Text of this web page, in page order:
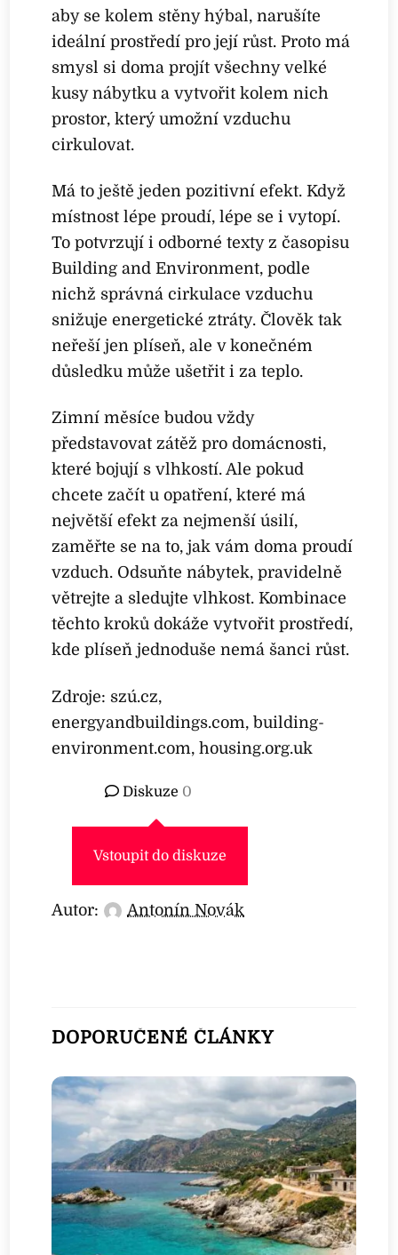
aby se kolem stěny hýbal, narušíte
ideální prostředí pro její růst. Proto má
smysl si doma projít všechny velké
kusy nábytku a vytvořit kolem nich
prostor, který umožní vzduchu
cirkulovat.
Má to ještě jeden pozitivní efekt. Když
místnost lépe proudí, lépe se i vytopí.
To potvrzují i odborné texty z časopisu
Building and Environment, podle
nichž správná cirkulace vzduchu
snižuje energetické ztráty. Člověk tak
neřeší jen plíseň, ale v konečném
důsledku může ušetřit i za teplo.
Zimní měsíce budou vždy
představovat zátěž pro domácnosti,
které bojují s vlhkostí. Ale pokud
chcete začít u opatření, které má
největší efekt za nejmenší úsilí,
zaměřte se na to, jak vám doma proudí
vzduch. Odsuňte nábytek, pravidelně
větrejte a sledujte vlhkost. Kombinace
těchto kroků dokáže vytvořit prostředí,
kde plíseň jednoduše nemá šanci růst.
Zdroje: szú.cz,
energyandbuildings.com, building-
environment.com, housing.org.uk
Diskuze 0
Vstoupit do diskuze
Autor: Antonín Novák
DOPORUČENÉ ČLÁNKY